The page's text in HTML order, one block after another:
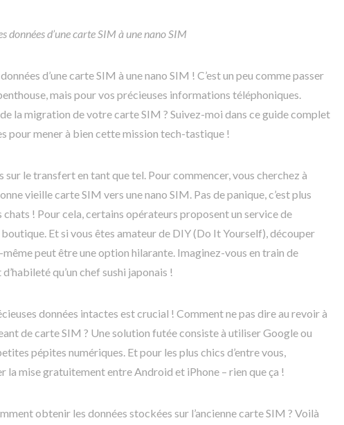
d’une carte SIM à une nano SIM
d’une carte SIM à une nano SIM ! C’est un peu comme passer
mais pour vos précieuses informations téléphoniques.
la migration de votre carte SIM ? Suivez-moi dans ce guide complet
pour mener à bien cette mission tech-tastique !
le transfert en tant que tel. Pour commencer, vous cherchez à
vieille carte SIM vers une nano SIM. Pas de panique, c’est plus
chats ! Pour cela, certains opérateurs proposent un service de
Et si vous êtes amateur de DIY (Do It Yourself), découper
peut être une option hilarante. Imaginez-vous en train de
qu’un chef sushi japonais !
données intactes est crucial ! Comment ne pas dire au revoir à
de carte SIM ? Une solution futée consiste à utiliser Google ou
pépites numériques. Et pour les plus chics d’entre vous,
la mise gratuitement entre Android et iPhone – rien que ça !
obtenir les données stockées sur l’ancienne carte SIM ? Voilà